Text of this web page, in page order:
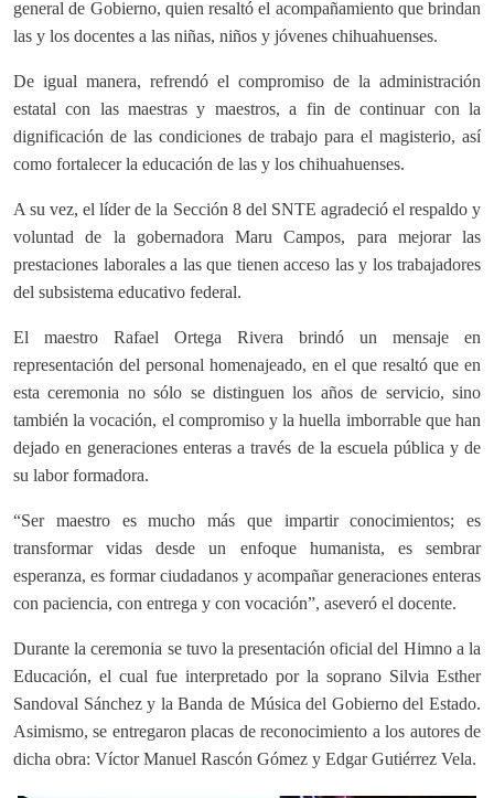
general de Gobierno, quien resaltó el acompañamiento que brindan
las y los docentes a las niñas, niños y jóvenes chihuahuenses.
De igual manera, refrendó el compromiso de la administración
estatal con las maestras y maestros, a fin de continuar con la
dignificación de las condiciones de trabajo para el magisterio, así
como fortalecer la educación de las y los chihuahuenses.
A su vez, el líder de la Sección 8 del SNTE agradeció el respaldo y
voluntad de la gobernadora Maru Campos, para mejorar las
prestaciones laborales a las que tienen acceso las y los trabajadores
del subsistema educativo federal.
El maestro Rafael Ortega Rivera brindó un mensaje en
representación del personal homenajeado, en el que resaltó que en
esta ceremonia no sólo se distinguen los años de servicio, sino
también la vocación, el compromiso y la huella imborrable que han
dejado en generaciones enteras a través de la escuela pública y de
su labor formadora.
“Ser maestro es mucho más que impartir conocimientos; es
transformar vidas desde un enfoque humanista, es sembrar
esperanza, es formar ciudadanos y acompañar generaciones enteras
con paciencia, con entrega y con vocación”, aseveró el docente.
Durante la ceremonia se tuvo la presentación oficial del Himno a la
Educación, el cual fue interpretado por la soprano Silvia Esther
Sandoval Sánchez y la Banda de Música del Gobierno del Estado.
Asimismo, se entregaron placas de reconocimiento a los autores de
dicha obra: Víctor Manuel Rascón Gómez y Edgar Gutiérrez Vela.